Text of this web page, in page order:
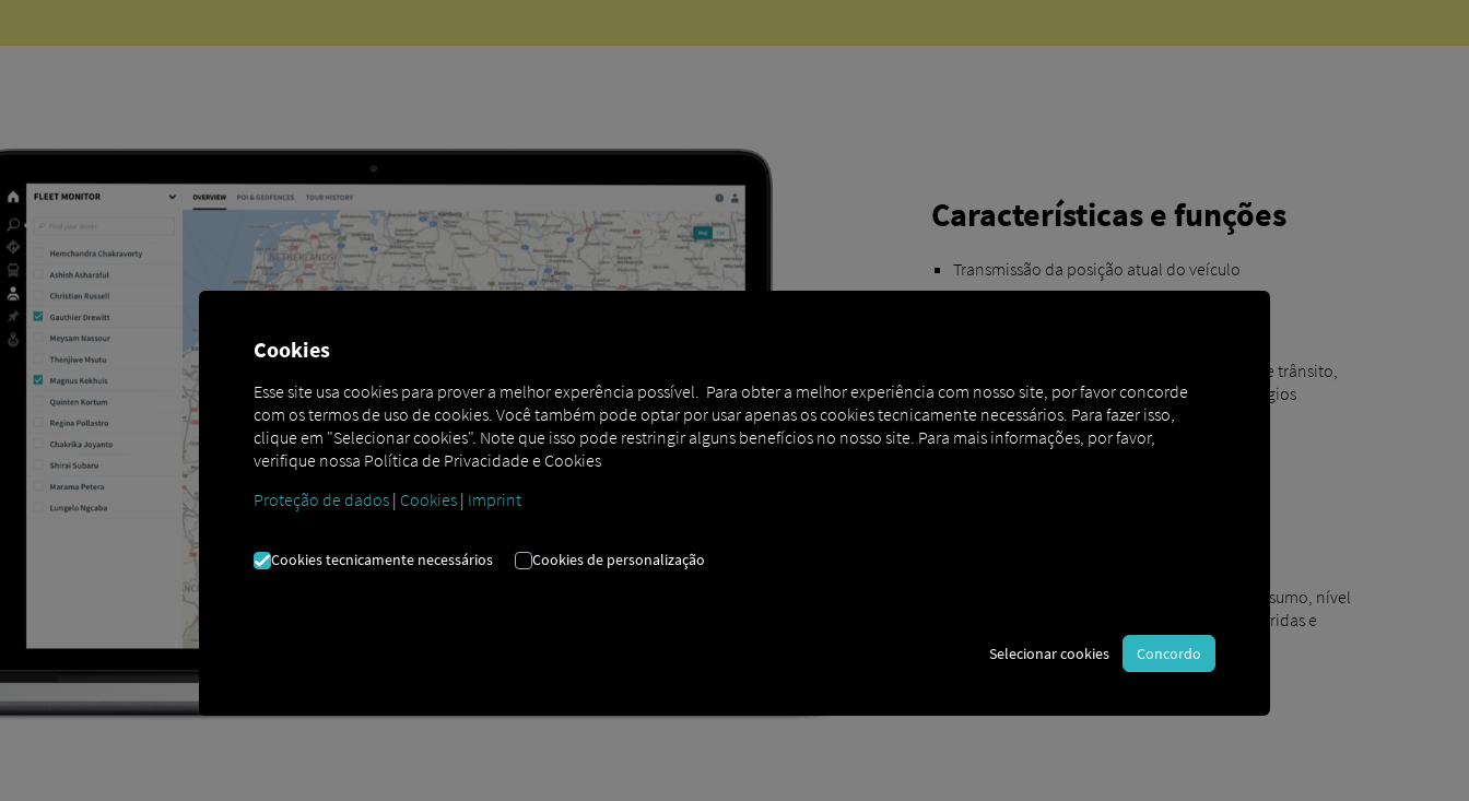
Características e funções
Transmissão da posição atual do veículo
Roteirização inteligente com informações de trânsito,
altura de pontes, capacidade de vias e pedágios
Cercas eletrônicas circulares e poligonais
Histórico dos dados de utilização, como consumo, nível
do tanque de combustível, distâncias percorridas e
trajetos ​
Cookies
Esse site usa cookies para prover a melhor experência possível. Para obter a melhor experiência com nosso site, por favor concorde
com os termos de uso de cookies. Você também pode optar por usar apenas os cookies tecnicamente necessários. Para fazer isso,
clique em "Selecionar cookies". Note que isso pode restringir alguns benefícios no nosso site. Para mais informações, por favor,
verifique nossa Política de Privacidade e Cookies
Proteção de dados | Cookies | Imprint
Cookies tecnicamente necessários Cookies de personalização
Selecionar cookies Concordo